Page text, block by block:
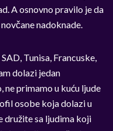
A osnovno pravilo je da
nadoknade.
Tunisa, Francuske,
dolazi jedan
primamo u kuću ljude
osobe koja dolazi u
družite sa ljudima koji